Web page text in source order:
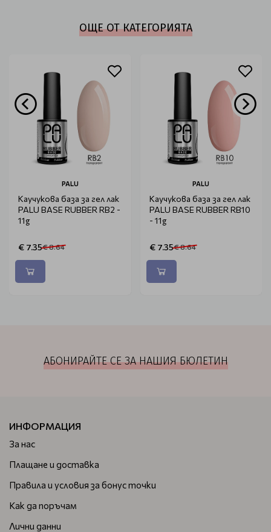
ОЩЕ ОТ КАТЕГОРИЯТА
PALU
Каучукова база за гел лак
PALU BASE RUBBER RB2 -
11g
€ 7.35€ 8.64
PALU
Каучукова база за гел лак
PALU BASE RUBBER RB10
- 11g
€ 7.35€ 8.64
АБОНИРАЙТЕ СЕ ЗА НАШИЯ БЮЛЕТИН
ИНФОРМАЦИЯ
За нас
Плащане и доставка
Правила и условия за бонус точки
Как да поръчам
Лични данни